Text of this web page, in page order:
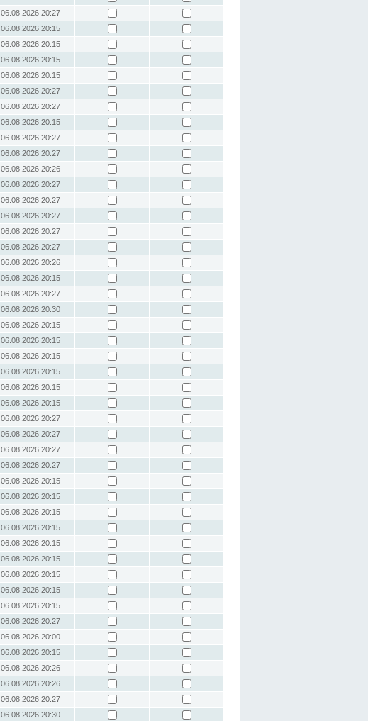
06.08.2026 20:27
06.08.2026 20:15
06.08.2026 20:15
06.08.2026 20:15
06.08.2026 20:15
06.08.2026 20:27
06.08.2026 20:27
06.08.2026 20:15
06.08.2026 20:27
06.08.2026 20:27
06.08.2026 20:26
06.08.2026 20:27
06.08.2026 20:27
06.08.2026 20:27
06.08.2026 20:27
06.08.2026 20:27
06.08.2026 20:26
06.08.2026 20:15
06.08.2026 20:27
06.08.2026 20:30
06.08.2026 20:15
06.08.2026 20:15
06.08.2026 20:15
06.08.2026 20:15
06.08.2026 20:15
06.08.2026 20:15
06.08.2026 20:27
06.08.2026 20:27
06.08.2026 20:27
06.08.2026 20:27
06.08.2026 20:15
06.08.2026 20:15
06.08.2026 20:15
06.08.2026 20:15
06.08.2026 20:15
06.08.2026 20:15
06.08.2026 20:15
06.08.2026 20:15
06.08.2026 20:15
06.08.2026 20:27
06.08.2026 20:00
06.08.2026 20:15
06.08.2026 20:26
06.08.2026 20:26
06.08.2026 20:27
06.08.2026 20:30